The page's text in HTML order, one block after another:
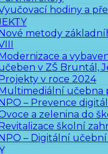
hodiny a
metody
a
v ZŠ Bruntál,
v roce 2024
učebna
– Prevence
a zelenina do
školní
– Digitální